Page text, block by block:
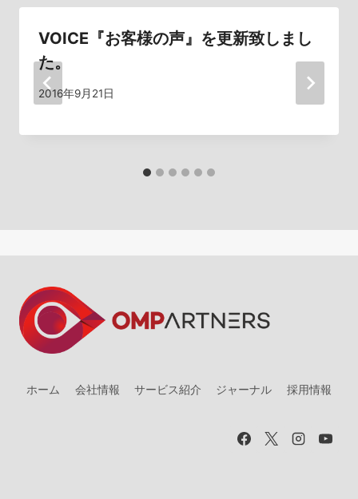
ョ
ン
VOICE『お客様の声』を更新致しまし
た。
2016年9月21日
ホーム 会社情報 サービス紹介 ジャーナル 採用情報